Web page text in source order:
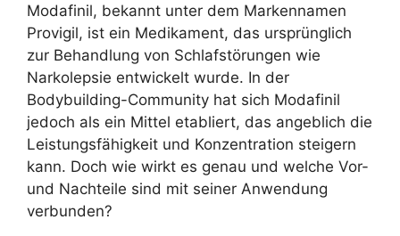
Modafinil, bekannt unter dem Markennamen
Provigil, ist ein Medikament, das ursprünglich
zur Behandlung von Schlafstörungen wie
Narkolepsie entwickelt wurde. In der
Bodybuilding-Community hat sich Modafinil
jedoch als ein Mittel etabliert, das angeblich die
Leistungsfähigkeit und Konzentration steigern
kann. Doch wie wirkt es genau und welche Vor-
und Nachteile sind mit seiner Anwendung
verbunden?